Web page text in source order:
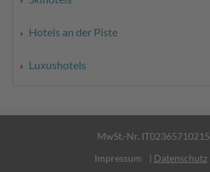
Hotels an der Piste
Luxushotels
MwSt.-Nr. IT02365710215
Impressum
| Datenschutz